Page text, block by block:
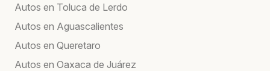
Autos en Toluca de Lerdo
Autos en Aguascalientes
Autos en Queretaro
Autos en Oaxaca de Juárez